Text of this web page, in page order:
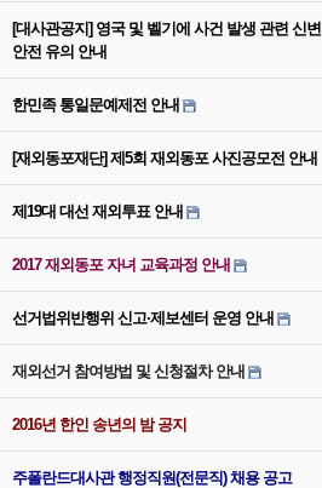
[대사관공지] 영국 및 벨기에 사건 발생 관련 신변
안전 유의 안내
한민족 통일문예제전 안내
[재외동포재단] 제5회 재외동포 사진공모전 안내
제19대 대선 재외투표 안내
2017 재외동포 자녀 교육과정 안내
선거법위반행위 신고·제보센터 운영 안내
재외선거 참여방법 및 신청절차 안내
2016년 한인 송년의 밤 공지
주폴란드대사관 행정직원(전문직) 채용 공고